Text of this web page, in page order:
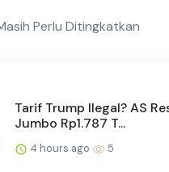
Perlu Ditingkatkan
Tarif Trump Ilegal? AS
Jumbo Rp1.787 T...
4 hours ago 5